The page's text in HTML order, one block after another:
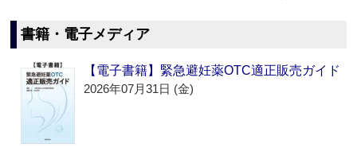
書籍・電子メディア
【電子書籍】緊急避妊薬OTC適正販売ガイド
2026年07月31日 (金)